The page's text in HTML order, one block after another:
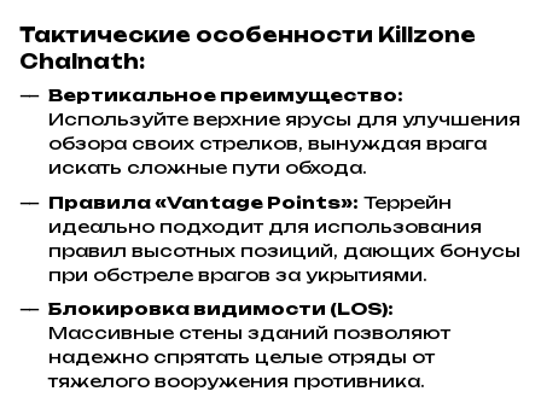
Тактические особенности Killzone
Chalnath:
Вертикальное преимущество:
Используйте верхние ярусы для улучшения
обзора своих стрелков, вынуждая врага
искать сложные пути обхода.
Правила «Vantage Points»: Террейн
идеально подходит для использования
правил высотных позиций, дающих бонусы
при обстреле врагов за укрытиями.
Блокировка видимости (LOS):
Массивные стены зданий позволяют
надежно спрятать целые отряды от
тяжелого вооружения противника.